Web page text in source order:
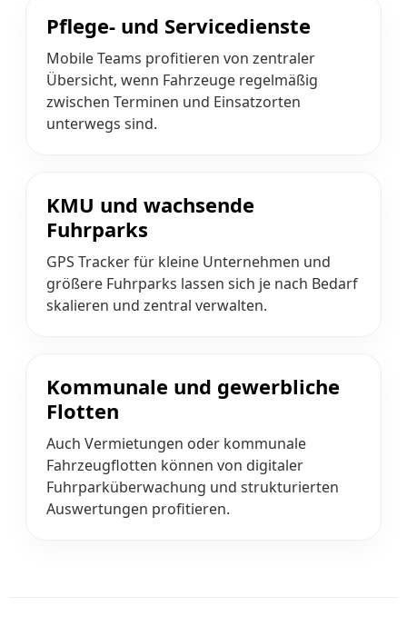
Pflege- und Servicedienste
Mobile Teams profitieren von zentraler
Übersicht, wenn Fahrzeuge regelmäßig
zwischen Terminen und Einsatzorten
unterwegs sind.
KMU und wachsende
Fuhrparks
GPS Tracker für kleine Unternehmen und
größere Fuhrparks lassen sich je nach Bedarf
skalieren und zentral verwalten.
Kommunale und gewerbliche
Flotten
Auch Vermietungen oder kommunale
Fahrzeugflotten können von digitaler
Fuhrparküberwachung und strukturierten
Auswertungen profitieren.